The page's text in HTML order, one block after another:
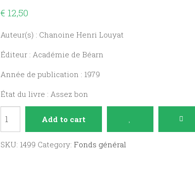
€ 12,50
Auteur(s) : Chanoine Henri Louyat
Éditeur : Académie de Béarn
Année de publication : 1979
État du livre : Assez bon
Copernic
Add to cart
SKU: 1499 Category: Fonds général